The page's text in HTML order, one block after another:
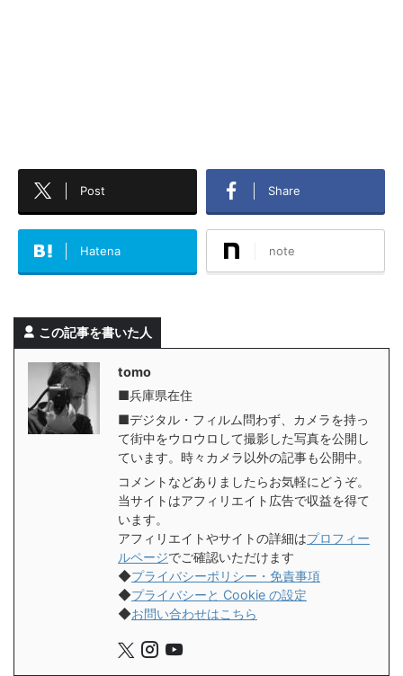
Post Share
Hatena note
この記事を書いた人
tomo
■兵庫県在住
■デジタル・フィルム問わず、カメラを持っ
て街中をウロウロして撮影した写真を公開し
ています。時々カメラ以外の記事も公開中。
コメントなどありましたらお気軽にどうぞ。
当サイトはアフィリエイト広告で収益を得て
います。
アフィリエイトやサイトの詳細はプロフィー
ルページでご確認いただけます
◆プライバシーポリシー・免責事項
◆プライバシーと Cookie の設定
◆お問い合わせはこちら